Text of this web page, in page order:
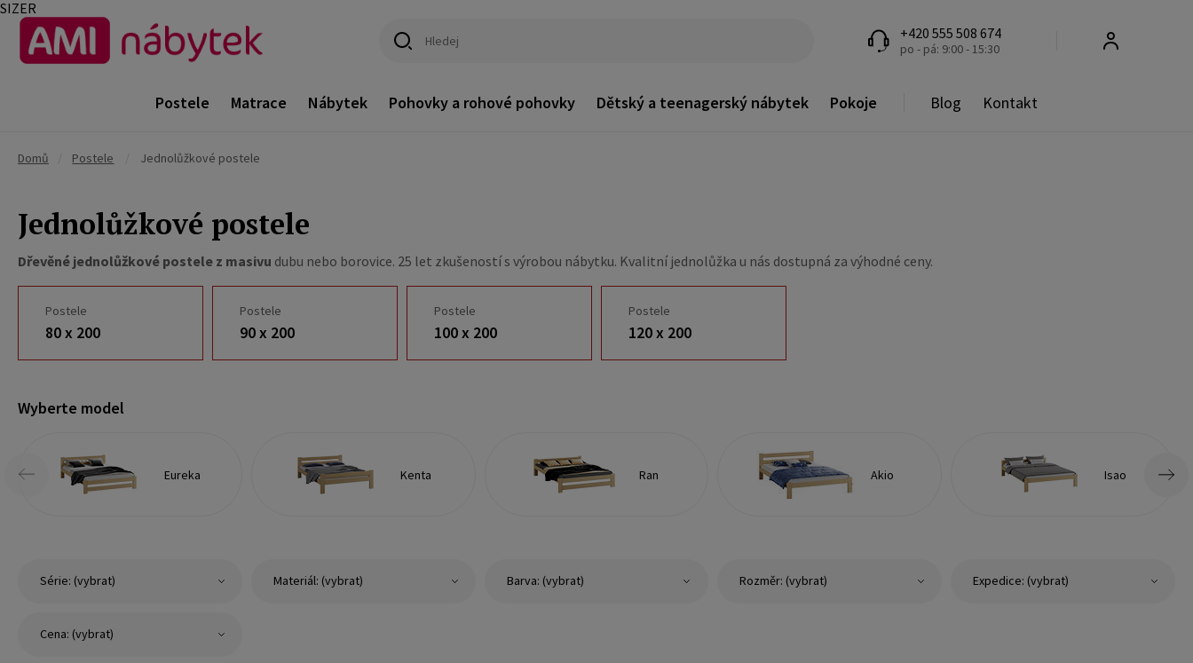
+420 555 508 674
po - pá: 9:00 - 15:30
Postele Matrace Nábytek Pohovky a rohové pohovky Dětský a teenagerský nábytek Pokoje Blog Kontakt
Domů Postele Jednolůžkové postele
Jednolůžkové postele
Dřevěné jednolůžkové postele z masivu dubu nebo borovice. 25 let zkušeností s výrobou nábytku. Kvalitní jednolůžka u nás dostupná za výhodné ceny.
Postele
80 x 200
Postele
90 x 200
Postele
100 x 200
Postele
120 x 200
Wyberte model
Eureka Kenta Ran Akio Isao
Série: (vybrat) Materiál: (vybrat) Barva: (vybrat) Rozměr: (vybrat) Expedice: (vybrat)
Cena: (vybrat)
SIZER